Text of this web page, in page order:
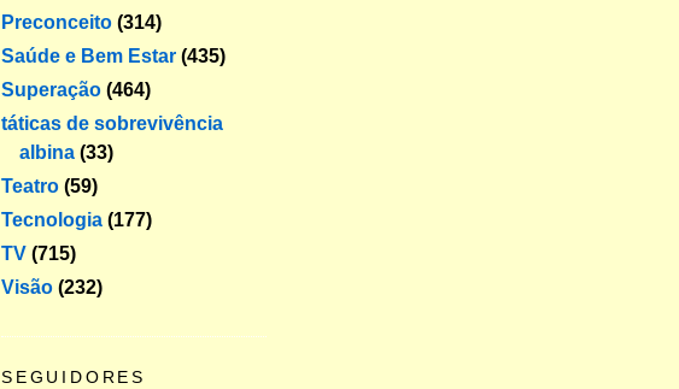
Preconceito (314)
Saúde e Bem Estar (435)
Superação (464)
táticas de sobrevivência
albina (33)
Teatro (59)
Tecnologia (177)
TV (715)
Visão (232)
SEGUIDORES